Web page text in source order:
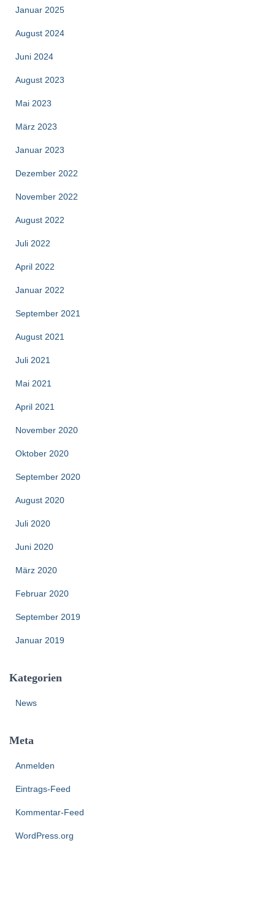
Januar 2025
August 2024
Juni 2024
August 2023
Mai 2023
März 2023
Januar 2023
Dezember 2022
November 2022
August 2022
Juli 2022
April 2022
Januar 2022
September 2021
August 2021
Juli 2021
Mai 2021
April 2021
November 2020
Oktober 2020
September 2020
August 2020
Juli 2020
Juni 2020
März 2020
Februar 2020
September 2019
Januar 2019
Kategorien
News
Meta
Anmelden
Eintrags-Feed
Kommentar-Feed
WordPress.org